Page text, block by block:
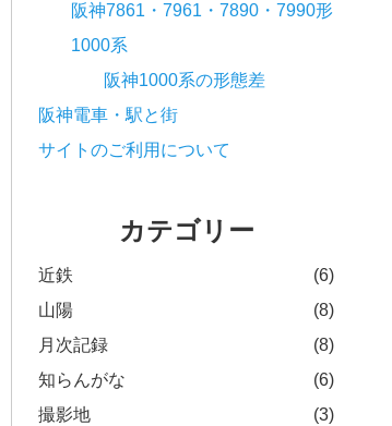
阪神7861・7961・7890・7990形
1000系
阪神1000系の形態差
阪神電車・駅と街
サイトのご利用について
カテゴリー
近鉄
(6)
山陽
(8)
月次記録
(8)
知らんがな
(6)
撮影地
(3)